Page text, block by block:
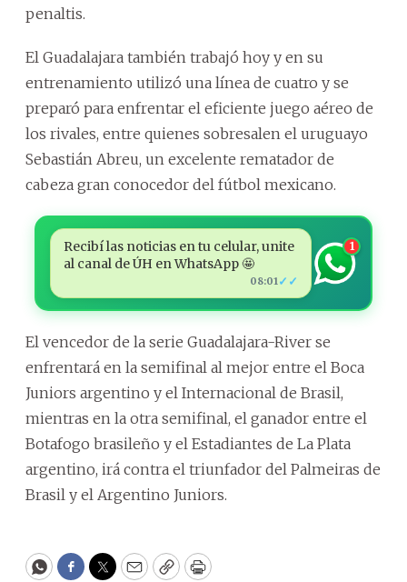
penaltis.
El Guadalajara también trabajó hoy y en su
entrenamiento utilizó una línea de cuatro y se
preparó para enfrentar el eficiente juego aéreo de
los rivales, entre quienes sobresalen el uruguayo
Sebastián Abreu, un excelente rematador de
cabeza gran conocedor del fútbol mexicano.
Recibí las noticias en tu celular, unite
al canal de ÚH en WhatsApp 🤩
08:01✓✓
1
El vencedor de la serie Guadalajara-River se
enfrentará en la semifinal al mejor entre el Boca
Juniors argentino y el Internacional de Brasil,
mientras en la otra semifinal, el ganador entre el
Botafogo brasileño y el Estadiantes de La Plata
argentino, irá contra el triunfador del Palmeiras de
Brasil y el Argentino Juniors.
WhatsApp
Facebook
Twitter
EmailCopyPrint